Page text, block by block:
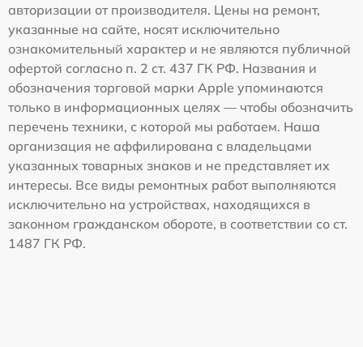
авторизации от производителя. Цены на ремонт,
указанные на сайте, носят исключительно
ознакомительный характер и не являются публичной
офертой согласно п. 2 ст. 437 ГК РФ. Названия и
обозначения торговой марки Apple упоминаются
только в информационных целях — чтобы обозначить
перечень техники, с которой мы работаем. Наша
организация не аффилирована с владельцами
указанных товарных знаков и не представляет их
интересы. Все виды ремонтных работ выполняются
исключительно на устройствах, находящихся в
законном гражданском обороте, в соответствии со ст.
1487 ГК РФ.